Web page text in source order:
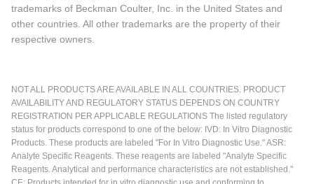
trademarks of Beckman Coulter, Inc. in the United States and
other countries. All other trademarks are the property of their
respective owners.
NOT ALL PRODUCTS ARE AVAILABLE IN ALL COUNTRIES. PRODUCT
AVAILABILITY AND REGULATORY STATUS DEPENDS ON COUNTRY
REGISTRATION PER APPLICABLE REGULATIONS The listed regulatory
status for products correspond to one of the below: IVD: In Vitro Diagnostic
Products. These products are labeled "For In Vitro Diagnostic Use." ASR:
Analyte Specific Reagents. These reagents are labeled "Analyte Specific
Reagents. Analytical and performance characteristics are not established."